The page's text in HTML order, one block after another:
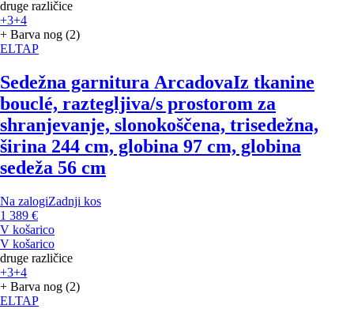
druge različice
+3+4
+ Barva nog (2)
ELTAP
Sedežna garnitura ArcadovaIz tkanine
bouclé, raztegljiva/s prostorom za
shranjevanje, slonokoščena, trisedežna,
širina 244 cm, globina 97 cm, globina
sedeža 56 cm
Na zalogiZadnji kos
1 389 €
V košarico
V košarico
druge različice
+3+4
+ Barva nog (2)
ELTAP